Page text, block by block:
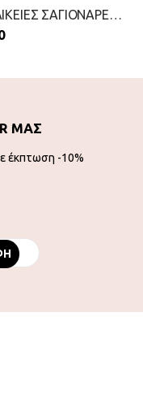
ΓΥΝΑΙΚΕΙΕΣ ΣΑΓΙΟΝΑΡΕΣ-MITSUKO-2199-0205-ΣΙΕΛ
ΜΑΣ
έκπτωση -10%